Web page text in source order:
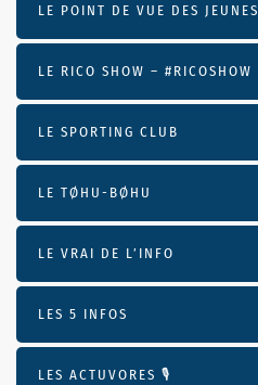
LE POINT DE VUE DES JEUNES
LE RICO SHOW – #RICOSHOW
LE SPORTING CLUB
LE TØHU-BØHU
LE VRAI DE L’INFO
LES 5 INFOS
LES ACTUVORES 🎙